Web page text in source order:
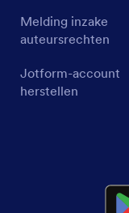
Melding inzake
auteursrechten
Jotform-account
herstellen